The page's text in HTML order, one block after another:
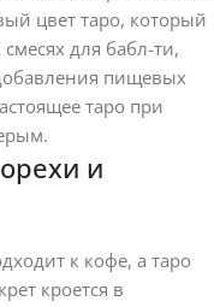
цвет таро, который
для бабл-ти,
пищевых
таро при
и
к кофе, а таро
кроется в